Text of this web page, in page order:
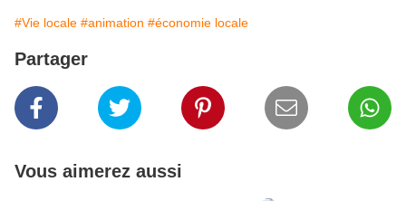
#Vie locale #animation #économie locale
Partager
Vous aimerez aussi